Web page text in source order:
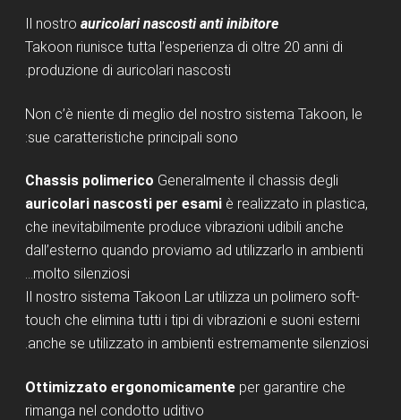
Il nostroauricolari nascosti anti inibitore
Takoon riunisce tutta l’esperienza di oltre 20 anni di
produzione di auricolari nascosti.
Non c’è niente di meglio del nostro sistema Takoon, le
sue caratteristiche principali sono:
Chassis polimerico Generalmente il chassis degli
auricolari nascosti per esami è realizzato in plastica,
che inevitabilmente produce vibrazioni udibili anche
dall’esterno quando proviamo ad utilizzarlo in ambienti
molto silenziosi…
Il nostro sistema Takoon Lar utilizza un polimero soft-
touch che elimina tutti i tipi di vibrazioni e suoni esterni
anche se utilizzato in ambienti estremamente silenziosi.
Ottimizzato ergonomicamente per garantire che
rimanga nel condotto uditivo